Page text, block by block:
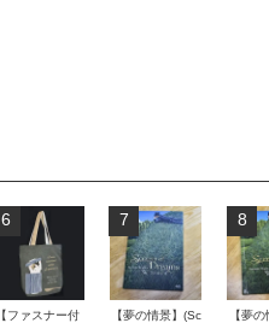
6
【ファスナー付
7
【夢の情景】(Sc
8
【夢